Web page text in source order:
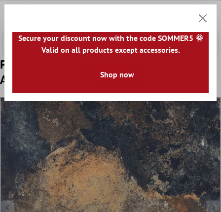
Padrão Ladrilho Merlin Visual Retrô Polido
Azul Marrom 60x60cm
Secure your discount now with the code SOMMER5 🌞
Valid on all products except accessories.
Shop now